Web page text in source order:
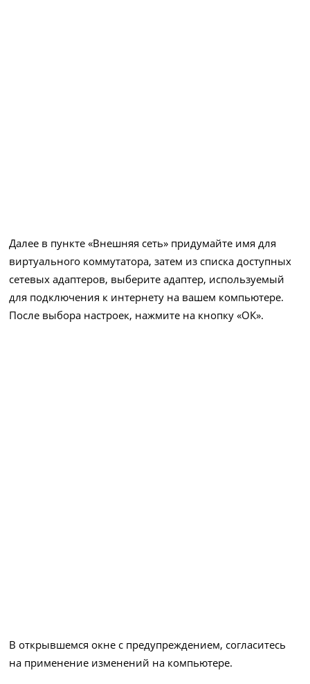
Далее в пункте «Внешняя сеть» придумайте имя для
виртуального коммутатора, затем из списка доступных
сетевых адаптеров, выберите адаптер, используемый
для подключения к интернету на вашем компьютере.
После выбора настроек, нажмите на кнопку «ОК».
В открывшемся окне с предупреждением, согласитесь
на применение изменений на компьютере.